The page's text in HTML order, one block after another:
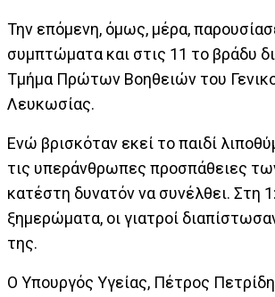
Την επόμενη, όμως, μέρα,
συμπτώματα και στις 11 το βράδυ
Τμήμα Πρώτων Βοηθειών του
Λευκωσίας.
Ενώ βρισκόταν εκεί το παιδί
τις υπεράνθρωπες προσπάθειες
κατέστη δυνατόν να συνέλθει. Στη
ξημερώματα, οι γιατροί
της.
Ο Υπουργός Υγείας, Πέτρος